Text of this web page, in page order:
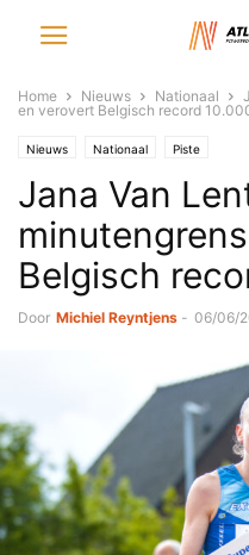
Home Nieuws Nationaal
en verovert Belgisch record
Nieuws Nationaal Piste
Jana Van
Belgisch
Door Michiel Reyntjens - 06/06/